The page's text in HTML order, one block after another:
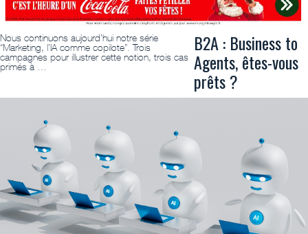
Nous continuons aujourd’hui notre série
“Marketing, l’IA comme copilote”. Trois
campagnes pour illustrer cette notion, trois cas
primés à …
B2A : Business to
Agents, êtes-vous
prêts ?